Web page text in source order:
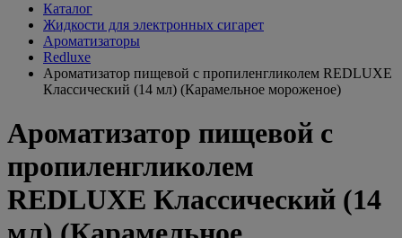
Каталог
Жидкости для электронных сигарет
Ароматизаторы
Redluxe
Ароматизатор пищевой с пропиленгликолем REDLUXE
Классический (14 мл) (Карамельное мороженое)
Ароматизатор пищевой с
пропиленгликолем
REDLUXE Классический (14